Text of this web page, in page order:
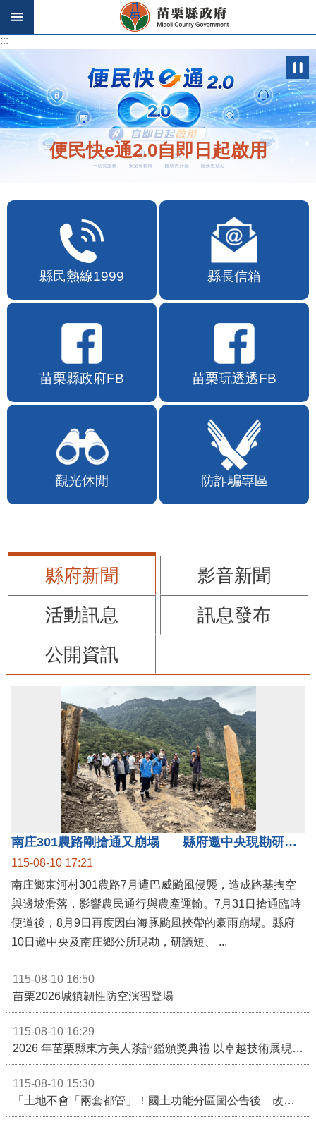
跳到主要內容區塊
:::
:::
歡迎在地店家加入苗栗幣合作行列
縣民熱線1999 縣長信箱
苗栗縣政府FB 苗栗玩透透FB
觀光休閒 防詐騙專區
縣府新聞
影音新聞
活動訊息
訊息發布
公開資訊
115-08-10 17:21
南庄鄉東河村301農路7月遭巴威颱風侵襲，造成路基掏空
與邊坡滑落，影響農民通行與農產運輸。7月31日搶通臨時
便道後，8月9日再度因白海豚颱風挾帶的豪雨崩塌。縣府
115-08-10 16:50
苗栗2026城鎮韌性防空演習登場
115-08-10 16:29
115-08-10 15:30